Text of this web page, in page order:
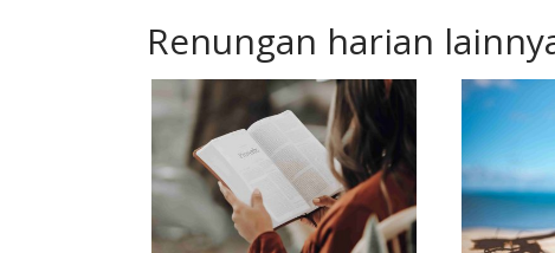
Renungan harian